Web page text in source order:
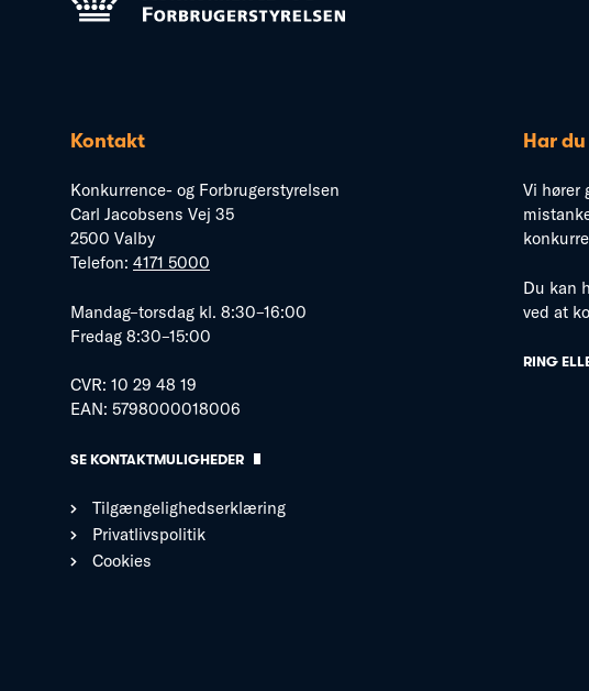
Kontakt
Konkurrence- og Forbrugerstyrelsen
Carl Jacobsens Vej 35
2500 Valby
Telefon: 4171 5000
Mandag–torsdag kl. 8:30–16:00
Fredag 8:30–15:00
CVR: 10 29 48 19
EAN: 5798000018006
SE KONTAKTMULIGHEDER
Tilgængelighedserklæring
Privatlivspolitik
Cookies
Har
Vi hører
Du kan
ved at
RING